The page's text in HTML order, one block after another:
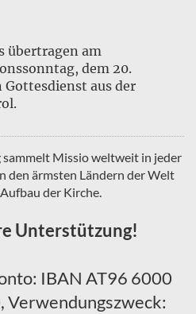
übertragen am
dem 20.
Gottesdienst aus der
Missio weltweit in jeder
den ärmsten Ländern der Welt
der Kirche.
Unterstützung!
IBAN AT96 6000